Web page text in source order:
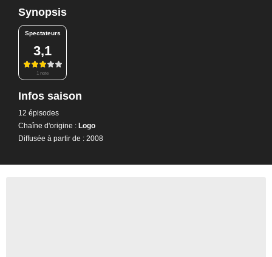
Synopsis
Spectateurs
3,1
1 note
Infos saison
12 épisodes
Chaîne d'origine : Logo
Diffusée à partir de : 2008